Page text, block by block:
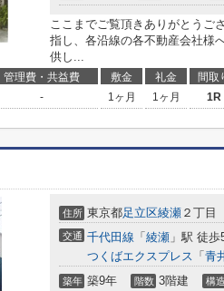
ここまでご覧頂きありがとうご
指し、各沿線の各不動産会社様
供し...
管理費・共益費 敷金 礼金 間取
- 1ヶ月 1ヶ月 1R
住所 東京都足立区綾瀬 ２丁目
交通 千代田線 「 綾瀬 」駅 徒歩
つくばエクスプレス 「 青
築年 築9年 階数 3階建 構造